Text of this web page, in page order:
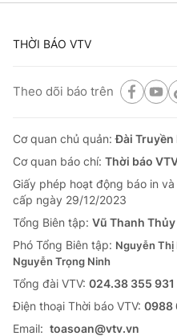
THỜI BÁO VTV
Theo dõi báo trên
Cơ quan chủ quản:Đài Truyền
Cơ quan báo chí: Thời báo
Giấy phép hoạt động báo in
cấp ngày 29/12/2023
Tổng Biên tập: Vũ Thanh Thủy
Phó Tổng Biên tập: Nguyễn Thị
Nguyễn Trọng Ninh
Tổng đài VTV: 024.38 355
Ðiện thoại Thời báo VTV: 0988
Email: toasoan@vtv.vn